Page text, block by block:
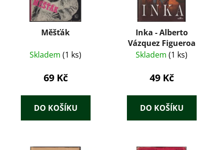
Měšťák
Skladem (1 ks)
69 Kč
DO KOŠÍKU
Inka - Alberto
Vázquez Figueroa
Skladem (1 ks)
49 Kč
DO KOŠÍKU